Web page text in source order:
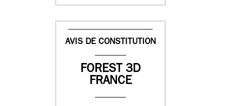
AVIS DE CONSTITUTION
FOREST 3D
FRANCE